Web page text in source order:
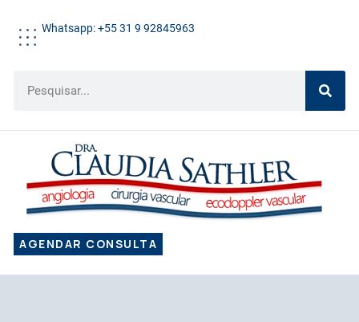
Whatsapp: +55 31 9 92845963
AGENDAR CONSULTA